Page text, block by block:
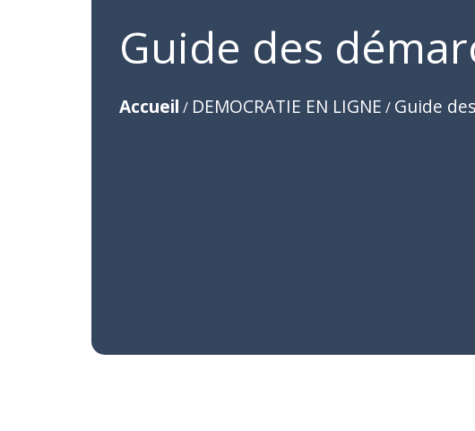
Guide des
Accueil / DEMOCRATIE EN LIGNE / Guide